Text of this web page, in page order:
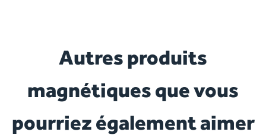
Autres produits
magnétiques que vous
pourriez également aimer